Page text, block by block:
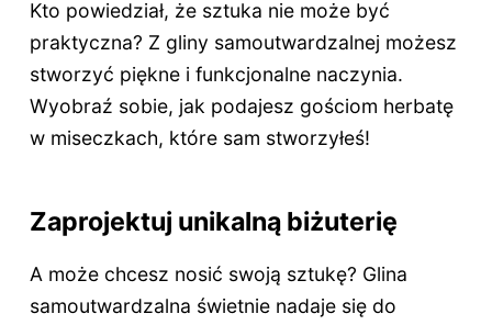
Kto powiedział, że sztuka nie może być
praktyczna? Z gliny samoutwardzalnej możesz
stworzyć piękne i funkcjonalne naczynia.
Wyobraź sobie, jak podajesz gościom herbatę
w miseczkach, które sam stworzyłeś!
Zaprojektuj unikalną biżuterię
A może chcesz nosić swoją sztukę? Glina
samoutwardzalna świetnie nadaje się do